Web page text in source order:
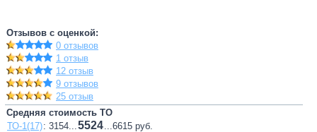
Отзывов с оценкой:
0 отзывов
1 отзыв
12 отзыв
9 отзывов
25 отзыв
Средняя стоимость ТО
ТО-1(17): 3154...5524...6615 руб.